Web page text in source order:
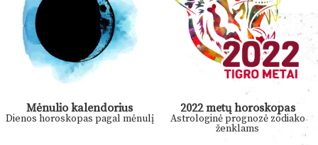
Mėnulio kalendorius
Dienos horoskopas pagal mėnulį
2022 metų horoskopas
Astrologinė prognozė zodiako
ženklams